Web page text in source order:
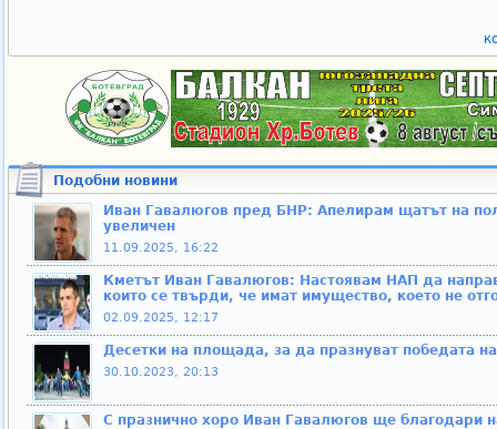
Подобни новини
Иван Гавалюгов пред БНР: Апелирам щатът на
увеличен
11.09.2025, 16:22
Кметът Иван Гавалюгов: Настоявам НАП да
които се твърди, че имат имущество, което не
02.09.2025, 12:17
Десетки на площада, за да празнуват победата
30.10.2023, 20:13
С празнично хоро Иван Гавалюгов ще благодари